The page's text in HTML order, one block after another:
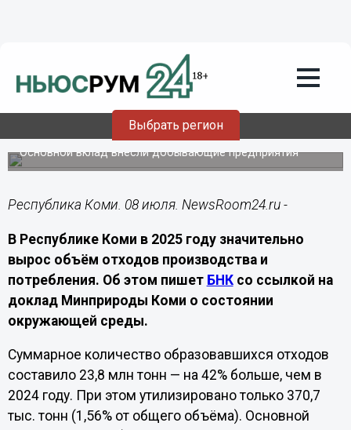
Выбрать регион
08.07.202621:00
В Коми на 42% вырос объём
промышленных отходов за год
Основной вклад внесли добывающие предприятия
Республика Коми. 08 июля. NewsRoom24.ru -
В Республике Коми в 2025 году значительно
вырос объём отходов производства и
потребления. Об этом пишет БНКсо ссылкой на
доклад Минприроды Коми о состоянии
окружающей среды.
Суммарное количество образовавшихся отходов
составило 23,8 млн тонн — на 42% больше, чем в
2024 году. При этом утилизировано только 370,7
тыс. тонн (1,56% от общего объёма). Основной